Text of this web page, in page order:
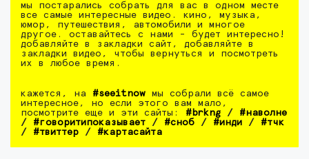
мы постарались собрать для вас в одном месте
все самые интересные видео. кино, музыка,
юмор, путешествия, автомобили и многое
другое. оставайтесь с нами - будет интересно!
добавляйте в закладки сайт, добавляйте в
закладки видео, чтобы вернуться и посмотреть
их в любое время.
кажется, на #seeitnow мы собрали всё самое
интересное, но если этого вам мало,
посмотрите еще и эти сайты: #brkng / #наволне
/ #говоритипоказывает / #сноб / #инди / #тчк
/ #твиттер / #картасайта